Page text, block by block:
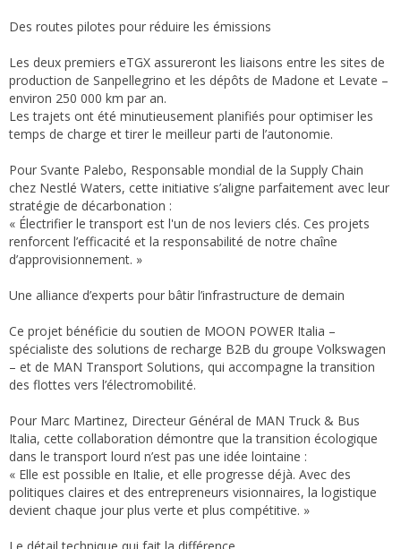
Des routes pilotes pour réduire les émissions
Les deux premiers eTGX assureront les liaisons entre les sites de
production de Sanpellegrino et les dépôts de Madone et Levate –
environ 250 000 km par an.
Les trajets ont été minutieusement planifiés pour optimiser les
temps de charge et tirer le meilleur parti de l’autonomie.
Pour Svante Palebo, Responsable mondial de la Supply Chain
chez Nestlé Waters, cette initiative s’aligne parfaitement avec leur
stratégie de décarbonation :
« Électrifier le transport est l'un de nos leviers clés. Ces projets
renforcent l’efficacité et la responsabilité de notre chaîne
d’approvisionnement. »
Une alliance d’experts pour bâtir l’infrastructure de demain
Ce projet bénéficie du soutien de MOON POWER Italia –
spécialiste des solutions de recharge B2B du groupe Volkswagen
– et de MAN Transport Solutions, qui accompagne la transition
des flottes vers l’électromobilité.
Pour Marc Martinez, Directeur Général de MAN Truck & Bus
Italia, cette collaboration démontre que la transition écologique
dans le transport lourd n’est pas une idée lointaine :
« Elle est possible en Italie, et elle progresse déjà. Avec des
politiques claires et des entrepreneurs visionnaires, la logistique
devient chaque jour plus verte et plus compétitive. »
Le détail technique qui fait la différence